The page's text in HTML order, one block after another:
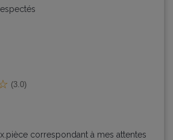
(3.0)
correspondant à mes attentes